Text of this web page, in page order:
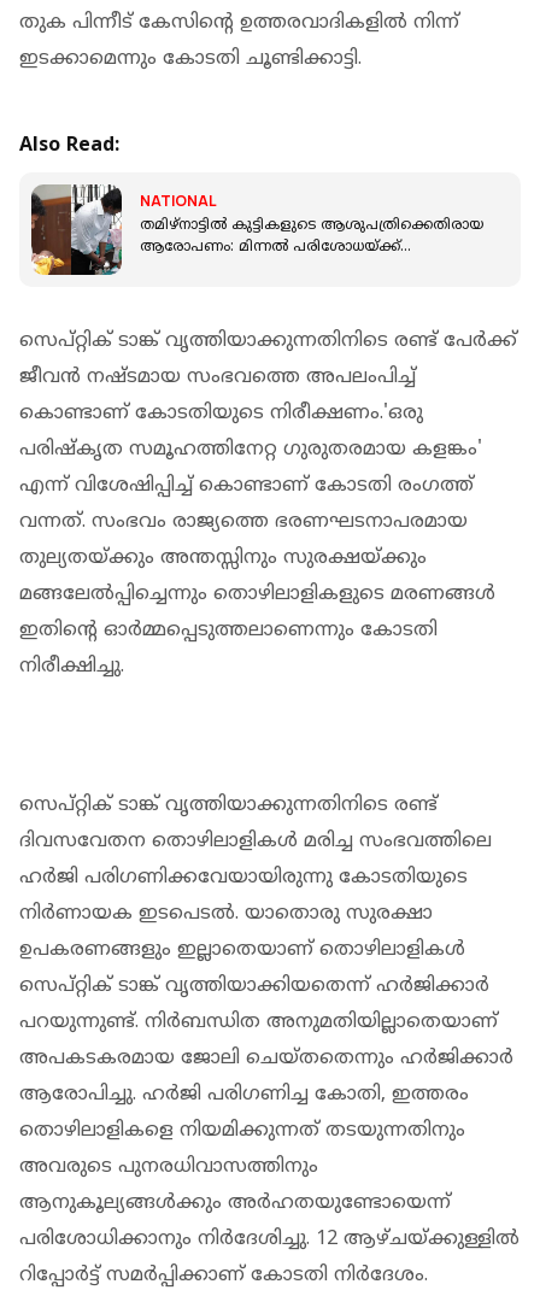
തുക പിന്നീട് കേസിന്റെ ഉത്തരവാദികളില്‍ നിന്ന്
ഇടക്കാമെന്നും കോടതി ചൂണ്ടിക്കാട്ടി.
Also Read:
NATIONAL
തമിഴ്നാട്ടിൽ കുട്ടികളുടെ ആശുപത്രിക്കെതിരായ
ആരോപണം: മിന്നൽ പരിശോധയ്ക്ക്
സെപ്റ്റിക് ടാങ്ക് വൃത്തിയാക്കുന്നതിനിടെ രണ്ട് പേര്‍ക്ക്
ജീവന്‍ നഷ്ടമായ സംഭവത്തെ അപലംപിച്ച്
കൊണ്ടാണ് കോടതിയുടെ നിരീക്ഷണം.'ഒരു
പരിഷ്‌കൃത സമൂഹത്തിനേറ്റ ഗുരുതരമായ കളങ്കം'
എന്ന് വിശേഷിപ്പിച്ച് കൊണ്ടാണ് കോടതി രംഗത്ത്
വന്നത്. സംഭവം രാജ്യത്തെ ഭരണഘടനാപരമായ
തുല്യതയ്ക്കും അന്തസ്സിനും സുരക്ഷയ്ക്കും
മങ്ങലേല്‍പ്പിച്ചെന്നും തൊഴിലാളികളുടെ മരണങ്ങള്‍
ഇതിന്റെ ഓര്‍മ്മപ്പെടുത്തലാണെന്നും കോടതി
നിരീക്ഷിച്ചു.
സെപ്റ്റിക് ടാങ്ക് വൃത്തിയാക്കുന്നതിനിടെ രണ്ട്
ദിവസവേതന തൊഴിലാളികള്‍ മരിച്ച സംഭവത്തിലെ
ഹര്‍ജി പരിഗണിക്കവേയായിരുന്നു കോടതിയുടെ
നിര്‍ണായക ഇടപെടല്‍. യാതൊരു സുരക്ഷാ
ഉപകരണങ്ങളും ഇല്ലാതെയാണ് തൊഴിലാളികള്‍
സെപ്റ്റിക് ടാങ്ക് വൃത്തിയാക്കിയതെന്ന് ഹര്‍ജിക്കാര്‍
പറയുന്നുണ്ട്. നിര്‍ബന്ധിത അനുമതിയില്ലാതെയാണ്
അപകടകരമായ ജോലി ചെയ്തതെന്നും ഹര്‍ജിക്കാര്‍
ആരോപിച്ചു. ഹര്‍ജി പരിഗണിച്ച കോതി, ഇത്തരം
തൊഴിലാളികളെ നിയമിക്കുന്നത് തടയുന്നതിനും
അവരുടെ പുനരധിവാസത്തിനും
ആനുകൂല്യങ്ങള്‍ക്കും അര്‍ഹതയുണ്ടോയെന്ന്
പരിശോധിക്കാനും നിർദേശിച്ചു. 12 ആഴ്ചയ്ക്കുള്ളില്‍
റിപ്പോര്‍ട്ട് സമര്‍പ്പിക്കാണ് കോടതി നിര്‍ദേശം.